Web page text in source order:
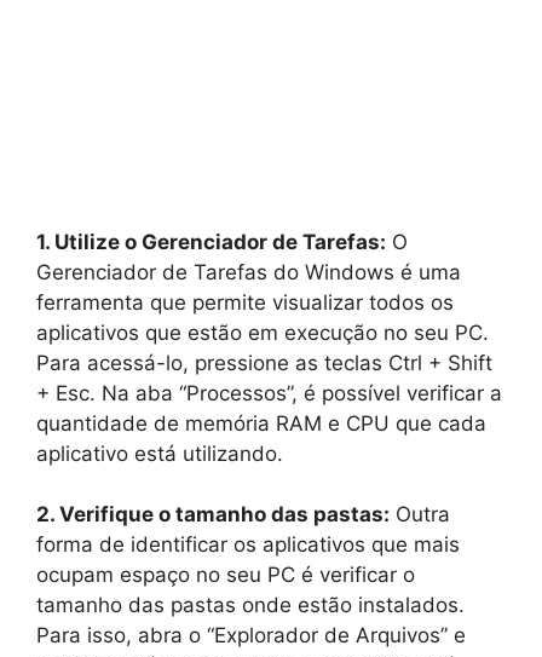
1. Utilize o Gerenciador de Tarefas: O
Gerenciador de Tarefas do Windows é uma
ferramenta que permite visualizar todos os
aplicativos que estão em execução no seu PC.
Para acessá-lo, pressione as teclas Ctrl + Shift
+ Esc. Na aba “Processos”, é possível verificar a
quantidade de memória RAM e CPU que cada
aplicativo está utilizando.
2. Verifique o tamanho das pastas: Outra
forma de identificar os aplicativos que mais
ocupam espaço no seu PC é verificar o
tamanho das pastas onde estão instalados.
Para isso, abra o “Explorador de Arquivos” e